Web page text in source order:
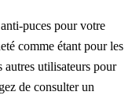
puces pour votre
comme étant pour les
autres utilisateurs pour
de consulter un